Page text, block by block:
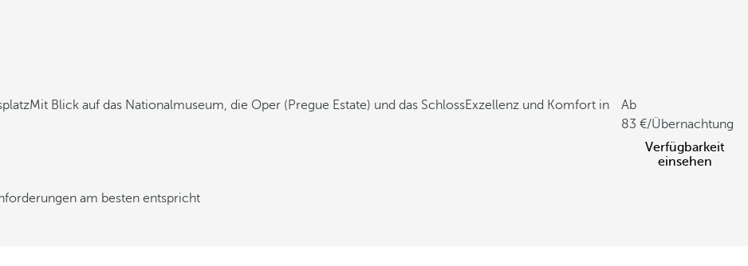
Mit Blick auf das Nationalmuseum, die Oper (Pregue Estate) und das SchlossExzellenz und Komfort in
Ab
83
/Übernachtung
Verfügbarkeit
einsehen
am besten entspricht